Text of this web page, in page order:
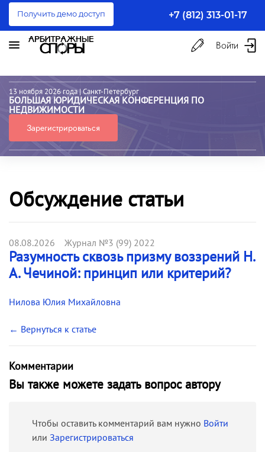
Получить демо доступ +7 (812) 313-01-17
Войти
13 ноября 2026 года | Санкт-Петербург
БОЛЬШАЯ ЮРИДИЧЕСКАЯ КОНФЕРЕНЦИЯ ПО
НЕДВИЖИМОСТИ
Зарегистрироваться
Обсуждение статьи
08.08.2026 Журнал №3 (99) 2022
Разумность сквозь призму воззрений Н.
А. Чечиной: принцип или критерий?
Нилова Юлия Михайловна
← Вернуться к статье
Комментарии
Вы также можете задать вопрос автору
Чтобы оставить комментарий вам нужно Войти
или Зарегистрироваться